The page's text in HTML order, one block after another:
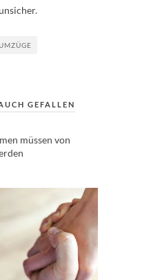
GEFALLEN
müssen von